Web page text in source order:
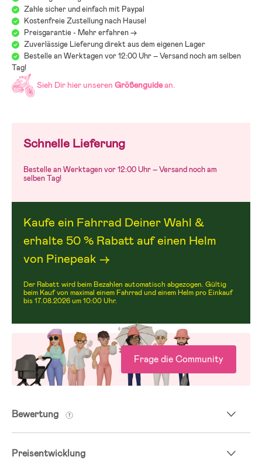
Zahle sicher und einfach mit Paypal
Kostenfreie Zustellung nach Hause!
Preisgarantie - Mehr erfahren ->
Zuverlässige Lieferung direkt aus dem eigenen Lager
Bestelle an Werktagen vor 12:00 Uhr – Versand noch am selben
Tag!
Sieh Dir hier unseren Größenguidean.
Schnelle Lieferung
Bestelle an Werktagen vor 12:00 Uhr – Versand noch am
selben Tag!
Kaufe ein Fahrrad Deiner Wahl &
erhalte 50 % Rabatt auf einen Helm
von Pinepeak →
Der Rabatt wird beim Bezahlen automatisch abgezogen. Gültig
beim Kauf von maximal einem Fahrrad und einem Helm pro Einkauf
bis 17.08.2026 um 10:00 Uhr.
Frage die Community
Bewertung
Preisentwicklung